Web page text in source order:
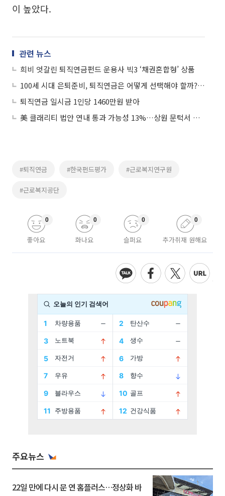
이 높았다.
관련 뉴스
희비 엇갈린 퇴직연금펀드 운용사 빅3 ‘채권혼합형’ 상품
100세 시대 은퇴준비, 퇴직연금은 어떻게 선택해야 할까? DC or DB?
퇴직연금 일시금 1인당 1460만원 받아
美 클래리티 법안 연내 통과 가능성 13%…상원 문턱서 제동
#퇴직연금 #한국펀드평가 #근로복지연구원
#근로복지공단
좋아요
0
화나요
0
슬퍼요
0
추가취재 원해요
0
주요뉴스
22일 만에 다시 문 연 홈플러스…정상화 바